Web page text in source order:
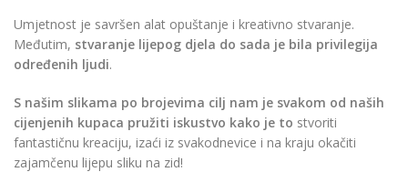
Umjetnost je savršen alat opuštanje i kreativno stvaranje.
Međutim, stvaranje lijepog djela do sada je bila privilegija
određenih ljudi.
S našim slikama po brojevima cilj nam je svakom od naših
cijenjenih kupaca pružiti iskustvo kako je to stvoriti
fantastičnu kreaciju, izaći iz svakodnevice i na kraju okačiti
zajamčenu lijepu sliku na zid!